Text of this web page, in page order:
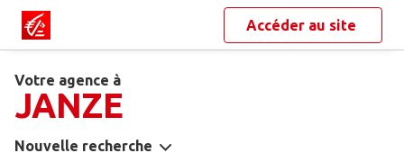
Accéder au site
Votre agence à
JANZE
Nouvelle recherche